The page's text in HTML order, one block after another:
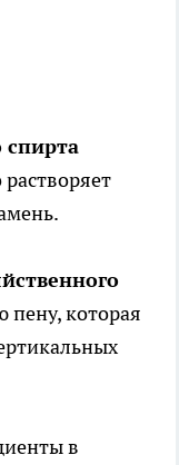
спирта
пену, которая
в